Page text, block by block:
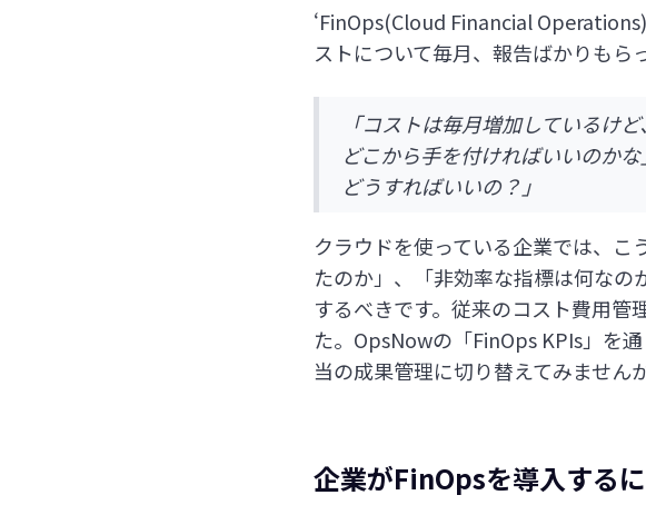
‘FinOps(Cloud Financial
ストについて毎月、報告ばかりもら
「コストは毎月増加しているけ
どこから手を付ければいいのか
どうすればいいの？」
クラウドを使っている企業では、こ
たのか」、「非効率な指標は何な
するべきです。従来のコスト費用
た。OpsNowの「FinOps KPIs」を
当の成果管理に切り替えてみませんか
企業がFinOpsを導入する